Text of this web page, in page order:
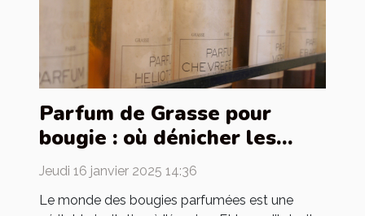
Parfum de Grasse pour
bougie : où dénicher les
meilleurs ?
Jeudi 16 janvier 2025 14:36
Le monde des bougies parfumées est une